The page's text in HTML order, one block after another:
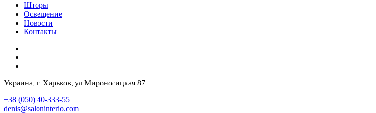
Шторы
Освещение
Новости
Контакты
Украина, г. Харьков, ул.Мироносицкая 87
+38 (050) 40-333-55
denis@saloninterio.com